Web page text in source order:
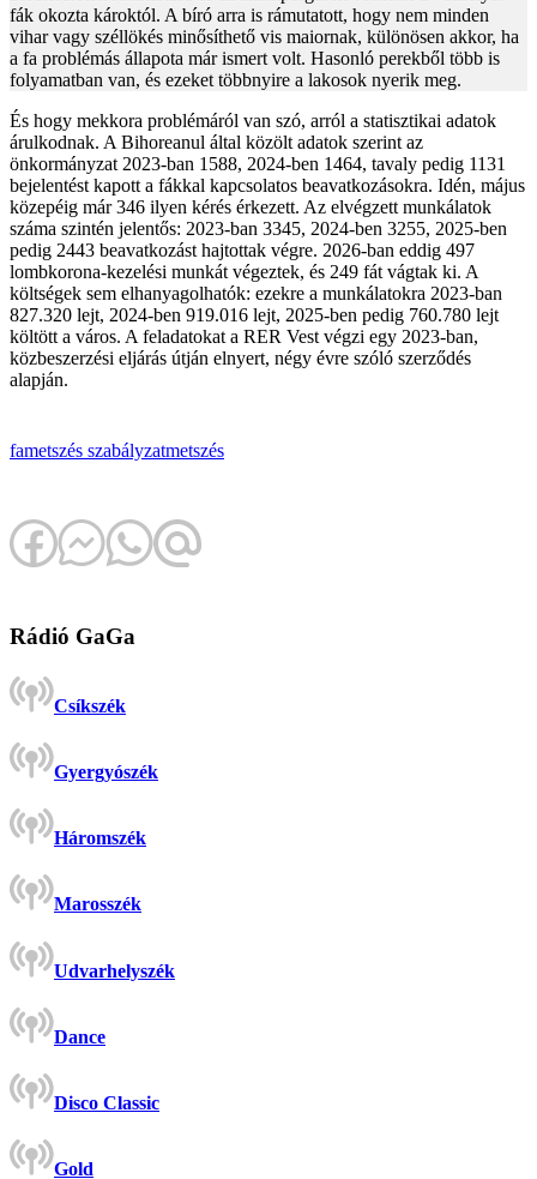
fák okozta károktól. A bíró arra is rámutatott, hogy nem minden
vihar vagy széllökés minősíthető vis maiornak, különösen akkor, ha
a fa problémás állapota már ismert volt. Hasonló perekből több is
folyamatban van, és ezeket többnyire a lakosok nyerik meg.
És hogy mekkora problémáról van szó, arról a statisztikai adatok
árulkodnak. A Bihoreanul által közölt adatok szerint az
önkormányzat 2023-ban 1588, 2024-ben 1464, tavaly pedig 1131
bejelentést kapott a fákkal kapcsolatos beavatkozásokra. Idén, május
közepéig már 346 ilyen kérés érkezett. Az elvégzett munkálatok
száma szintén jelentős: 2023-ban 3345, 2024-ben 3255, 2025-ben
pedig 2443 beavatkozást hajtottak végre. 2026-ban eddig 497
lombkorona-kezelési munkát végeztek, és 249 fát vágtak ki. A
költségek sem elhanyagolhatók: ezekre a munkálatokra 2023-ban
827.320 lejt, 2024-ben 919.016 lejt, 2025-ben pedig 760.780 lejt
költött a város. A feladatokat a RER Vest végzi egy 2023-ban,
közbeszerzési eljárás útján elnyert, négy évre szóló szerződés
alapján.
fametszés szabályzatmetszés
Rádió GaGa
Csíkszék
Gyergyószék
Háromszék
Marosszék
Udvarhelyszék
Dance
Disco Classic
Gold